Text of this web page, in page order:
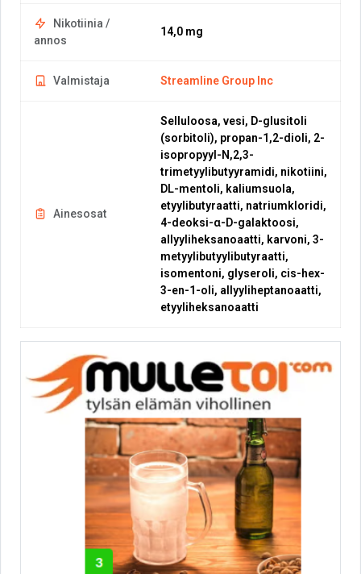
Nikotiinia /
annos
14,0 mg
Valmistaja Streamline Group Inc
Ainesosat
Selluloosa, vesi, D-glusitoli
(sorbitoli), propan-1,2-dioli, 2-
isopropyyl-N,2,3-
trimetyylibutyyramidi, nikotiini,
DL-mentoli, kaliumsuola,
etyylibutyraatti, natriumkloridi,
4-deoksi-α-D-galaktoosi,
allyyliheksanoaatti, karvoni, 3-
metyylibutyylibutyraatti,
isomentoni, glyseroli, cis-hex-
3-en-1-oli, allyyliheptanoaatti,
etyyliheksanoaatti